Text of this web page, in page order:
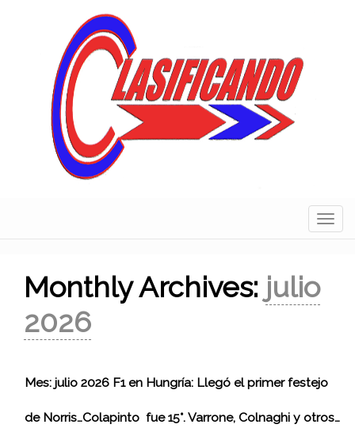
Monthly Archives: julio
2026
Mes: julio 2026 F1 en Hungría: Llegó el primer festejo
de Norris…Colapinto fue 15°. Varrone, Colnaghi y otros…